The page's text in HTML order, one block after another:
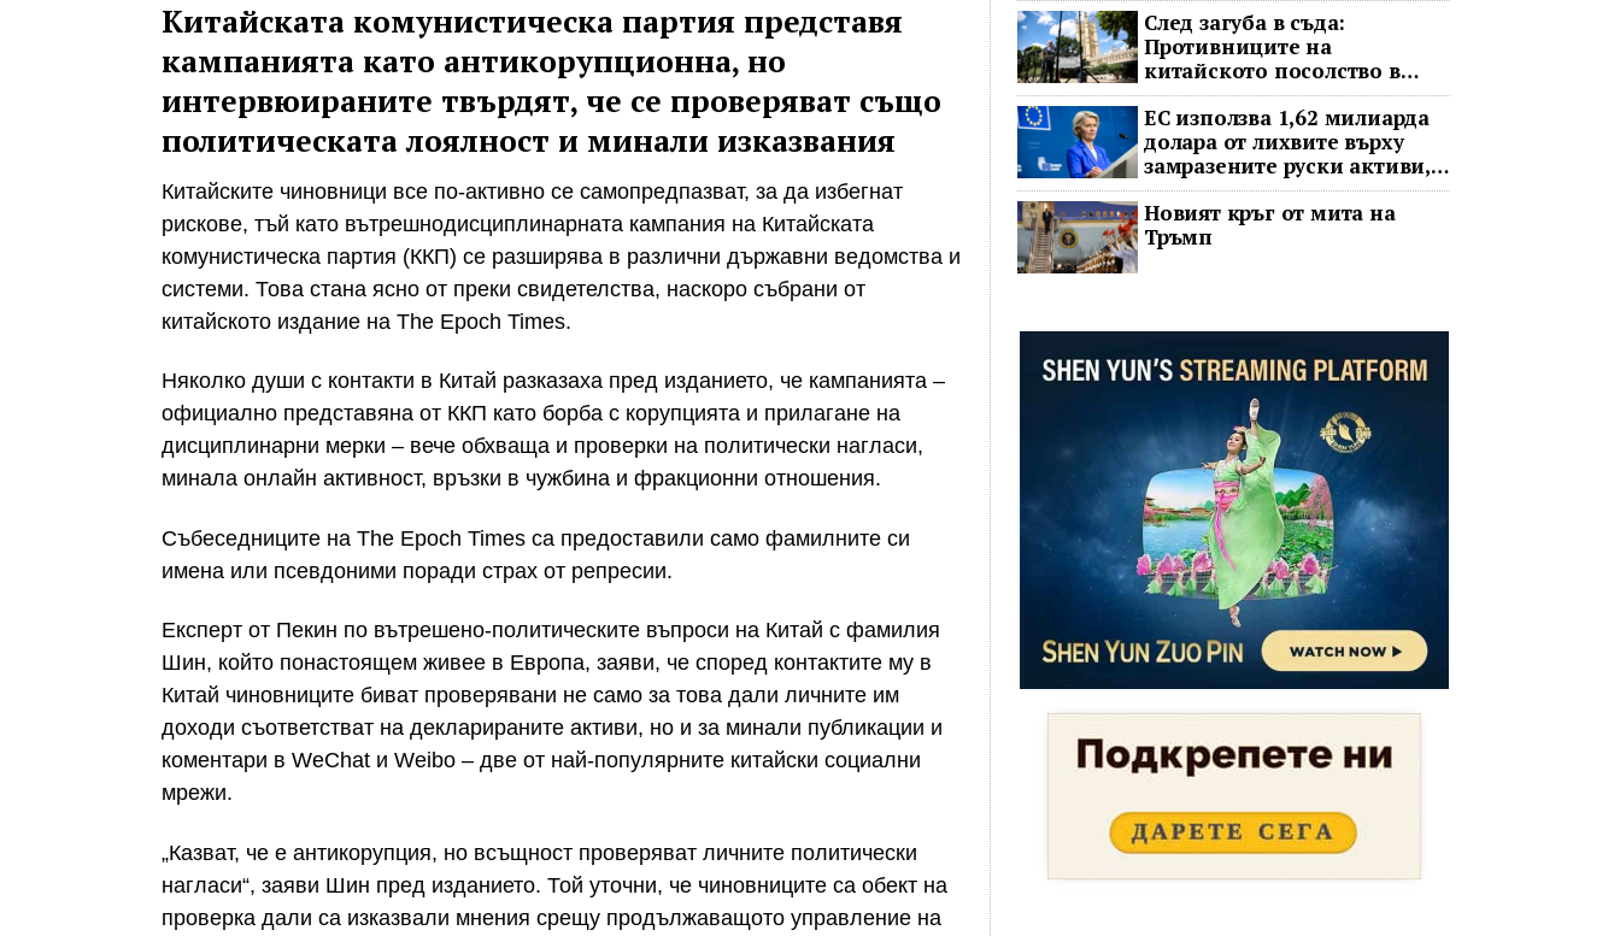
Китайската комунистическа партия представя
кампанията като антикорупционна, но
интервюираните твърдят, че се проверяват също
политическата лоялност и минали изказвания
Китайските чиновници все по-активно се самопредпазват, за да избегнат
рискове, тъй като вътрешнодисциплинарната кампания на Китайската
комунистическа партия (ККП) се разширява в различни държавни ведомства и
системи. Това стана ясно от преки свидетелства, наскоро събрани от
китайското издание на The Epoch Times.
Няколко души с контакти в Китай разказаха пред изданието, че кампанията –
официално представяна от ККП като борба с корупцията и прилагане на
дисциплинарни мерки – вече обхваща и проверки на политически нагласи,
минала онлайн активност, връзки в чужбина и фракционни отношения.
Събеседниците на The Epoch Times са предоставили само фамилните си
имена или псевдоними поради страх от репресии.
Експерт от Пекин по вътрешено-политическите въпроси на Китай с фамилия
Шин, който понастоящем живее в Европа, заяви, че според контактите му в
Китай чиновниците биват проверявани не само за това дали личните им
доходи съответстват на декларираните активи, но и за минали публикации и
коментари в WeChat и Weibo – две от най-популярните китайски социални
мрежи.
„Казват, че е антикорупция, но всъщност проверяват личните политически
нагласи“, заяви Шин пред изданието. Той уточни, че чиновниците са обект на
проверка дали са изказвали мнения срещу продължаващото управление на
След загуба в съда:
Противниците на
китайското посолство в
Лондон обжалват
ЕС използва 1,62 милиарда
долара от лихвите върху
замразените руски активи,
за да подкрепи Украйна
Новият кръг от мита на
Тръмп